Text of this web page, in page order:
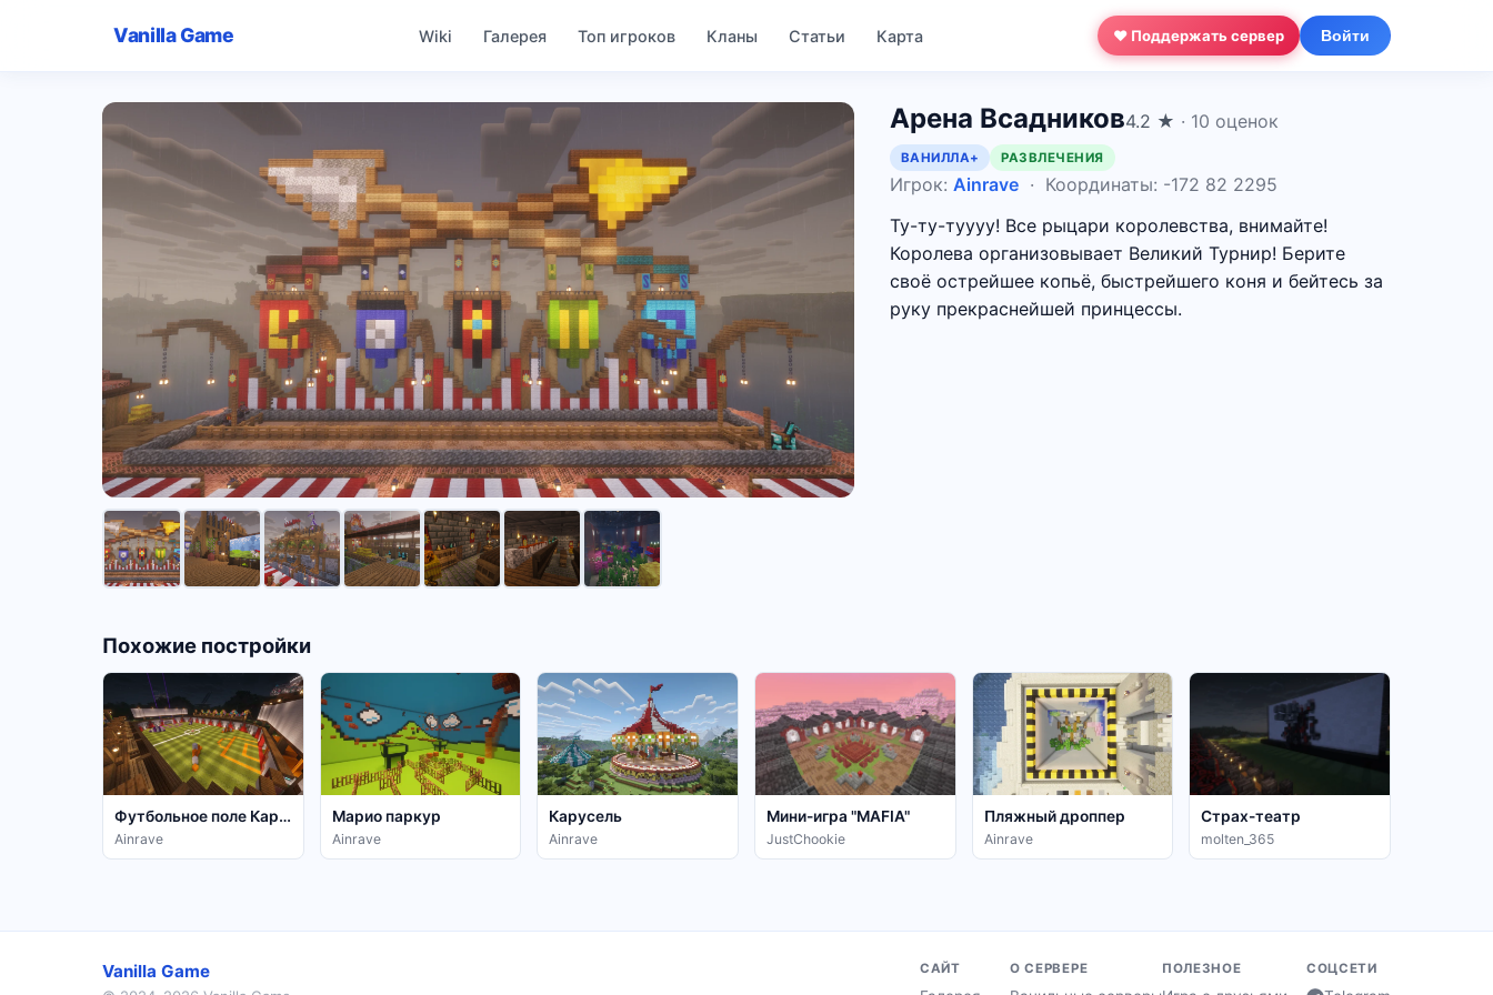
Vanilla Game Wiki Галерея Топ игроков Кланы Статьи Карта ❤ Поддержать сервер Войти
Арена Всадников4.2 ★ · 10 оценок
ВАНИЛЛА+ РАЗВЛЕЧЕНИЯ
Игрок: Ainrave· Координаты: -172 82 2295
Ту-ту-туууу! Все рыцари королевства, внимайте!
Королева организовывает Великий Турнир! Берите
своё острейшее копьё, быстрейшего коня и бейтесь за
руку прекраснейшей принцессы.
Похожие постройки
Футбольное поле Карнавала
Ainrave
Марио паркур
Ainrave
Карусель
Ainrave
Мини-игра "MAFIA"
JustChookie
Пляжный дроппер
Ainrave
Страх-театр
molten_365
Vanilla Game САЙТ О СЕРВЕРЕ ПОЛЕЗНОЕ СОЦСЕТИ